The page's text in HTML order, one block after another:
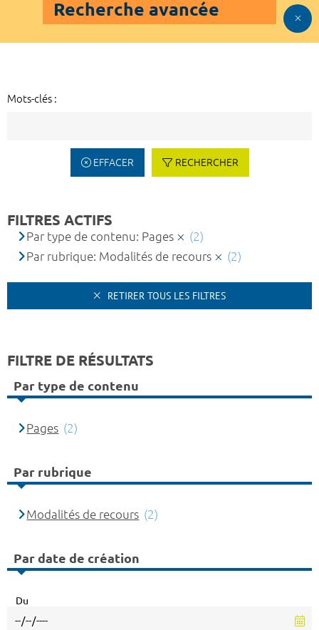
Recherche avancée
Mots-clés :
EFFACER RECHERCHER
FILTRES ACTIFS
Par type de contenu: Pages
(2)
Par rubrique: Modalités de recours
(2)
RETIRER TOUS LES FILTRES
FILTRE DE RÉSULTATS
Par type de contenu
Pages (2)
Par rubrique
Modalités de recours (2)
Par date de création
Du